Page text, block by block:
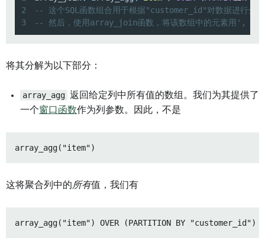
2
-- 这个SQL函数组合用于根据"customer_id"对数据进行分
3
-- 然后，使用array_join函数，将该数组中的元素用', '分
将其分解为以下部分：
array_agg 返回给定列中所有值的数组。我们为其提供了
一个窗口函数作为列参数。因此，不是
这将聚合列中的所有值，我们有